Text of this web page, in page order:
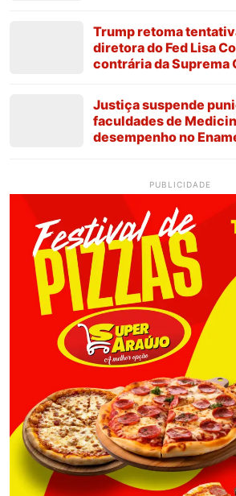
Trump retoma
diretora do Fed Lisa
contrária da Suprema
Justiça suspende
faculdades de
desempenho no
PUBLICIDADE